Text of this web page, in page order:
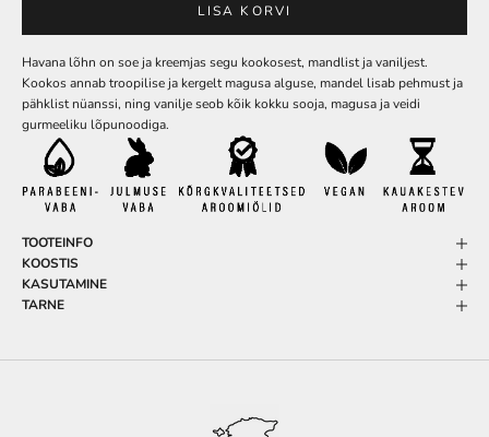
LISA KORVI
Havana lõhn on soe ja kreemjas segu kookosest, mandlist ja vaniljest.
Kookos annab troopilise ja kergelt magusa alguse, mandel lisab pehmust ja
pähklist nüanssi, ning vanilje seob kõik kokku sooja, magusa ja veidi
gurmeeliku lõpunoodiga.
TOOTEINFO
KOOSTIS
KASUTAMINE
TARNE